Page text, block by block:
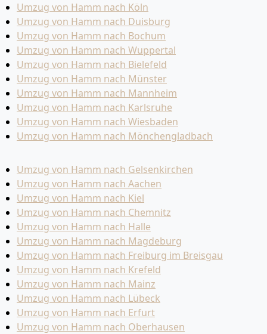
Umzug von Hamm nach Köln
Umzug von Hamm nach Duisburg
Umzug von Hamm nach Bochum
Umzug von Hamm nach Wuppertal
Umzug von Hamm nach Bielefeld
Umzug von Hamm nach Münster
Umzug von Hamm nach Mannheim
Umzug von Hamm nach Karlsruhe
Umzug von Hamm nach Wiesbaden
Umzug von Hamm nach Mönchen­gladbach
Umzug von Hamm nach Gelsenkirchen
Umzug von Hamm nach Aachen
Umzug von Hamm nach Kiel
Umzug von Hamm nach Chemnitz
Umzug von Hamm nach Halle
Umzug von Hamm nach Magdeburg
Umzug von Hamm nach Freiburg im Breisgau
Umzug von Hamm nach Krefeld
Umzug von Hamm nach Mainz
Umzug von Hamm nach Lübeck
Umzug von Hamm nach Erfurt
Umzug von Hamm nach Oberhausen